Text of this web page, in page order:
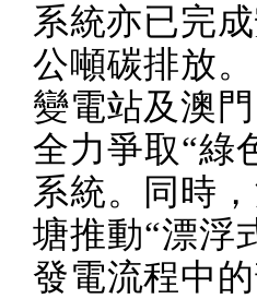
系統亦已完
公噸碳排放
變電站及澳
全力爭取“綠
系統。同時
塘推動“漂浮
發電流程中